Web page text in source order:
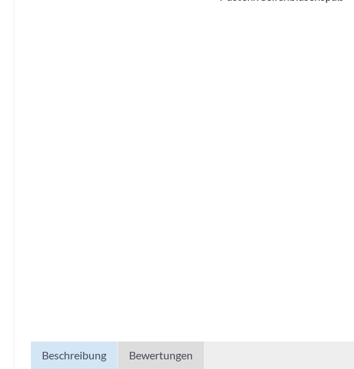
Beschreibung Bewertungen